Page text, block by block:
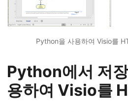
Python을 사용하여 Visio를
Python에서 저
용하여 Visio를